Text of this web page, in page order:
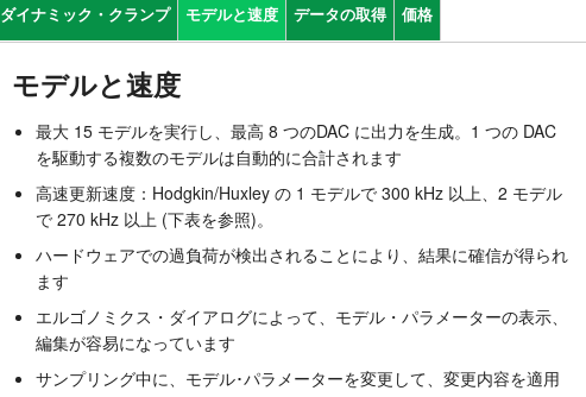
ダイナミック・クランプ モデルと速度 データの取得 価格
モデルと速度
最大 15 モデルを実行し、最高 8 つのDAC に出力を生成。1 つの DAC
を駆動する複数のモデルは自動的に合計されます
高速更新速度：Hodgkin/Huxley の 1 モデルで 300 kHz 以上、2 モデル
で 270 kHz 以上 (下表を参照)。
ハードウェアでの過負荷が検出されることにより、結果に確信が得られ
ます
エルゴノミクス・ダイアログによって、モデル・パラメーターの表示、
編集が容易になっています
サンプリング中に、モデル･パラメーターを変更して、変更内容を適用